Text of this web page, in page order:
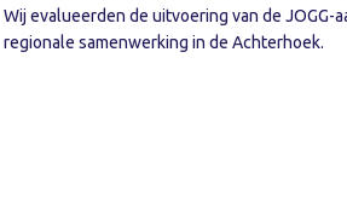
Wij evalueerden de uitvoering van de JOGG-
regionale samenwerking in de Achterhoek.